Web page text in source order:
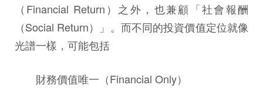
（Financial Return）之外，也兼顧「社會報酬
（Social Return）」。而不同的投資價值定位就像
光譜一樣，可能包括
財務價值唯一（Financial Only）